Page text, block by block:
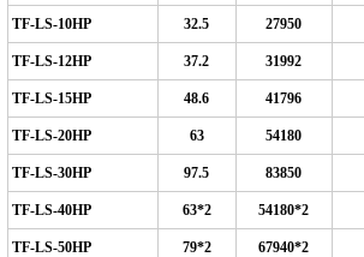
TF-LS-10HP 32.5 27950
TF-LS-12HP 37.2 31992
TF-LS-15HP 48.6 41796
TF-LS-20HP 63 54180
TF-LS-30HP 97.5 83850
TF-LS-40HP 63*2 54180*2
TF-LS-50HP 79*2 67940*2